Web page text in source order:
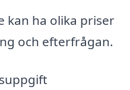
kan ha olika priser
och efterfrågan.